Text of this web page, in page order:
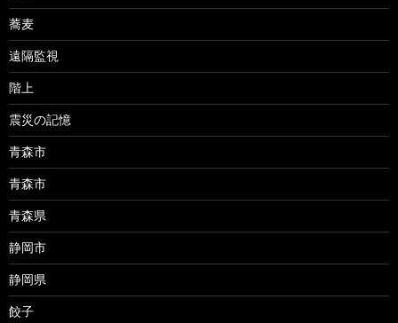
蕎麦
遠隔監視
階上
震災の記憶
青森市
青森市
青森県
静岡市
静岡県
餃子